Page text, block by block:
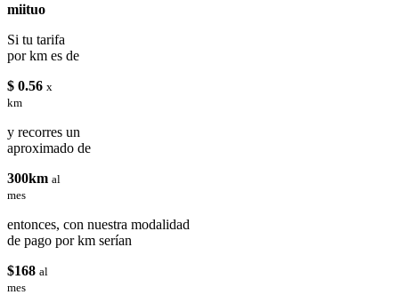
miituo
Si tu tarifa
por km es de
$ 0.56 x
km
y recorres un
aproximado de
300km al
mes
entonces, con nuestra modalidad
de pago por km serían
$168 al
mes